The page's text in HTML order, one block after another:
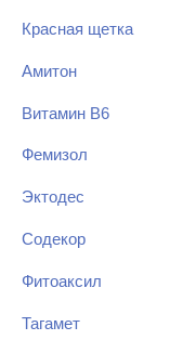
Красная щетка
Амитон
Витамин В6
Фемизол
Эктодес
Содекор
Фитоаксил
Тагамет